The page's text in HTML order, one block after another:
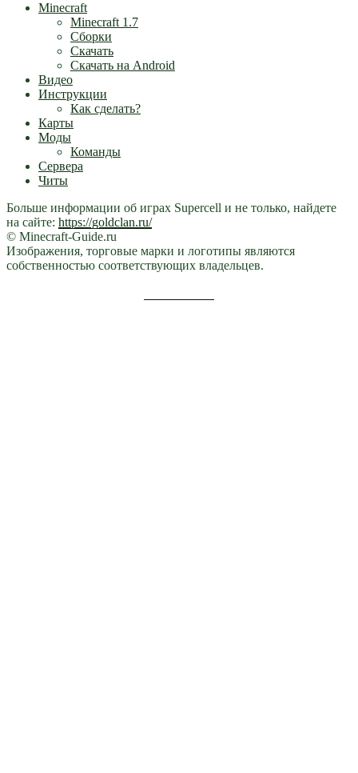
Minecraft
Minecraft 1.7
Сборки
Скачать
Скачать на Android
Видео
Инструкции
Как сделать?
Карты
Моды
Команды
Сервера
Читы
Больше информации об играх Supercell и не только, найдете
на сайте: https://goldclan.ru/
© Minecraft-Guide.ru
Изображения, торговые марки и логотипы являются
собственностью соответствующих владельцев.